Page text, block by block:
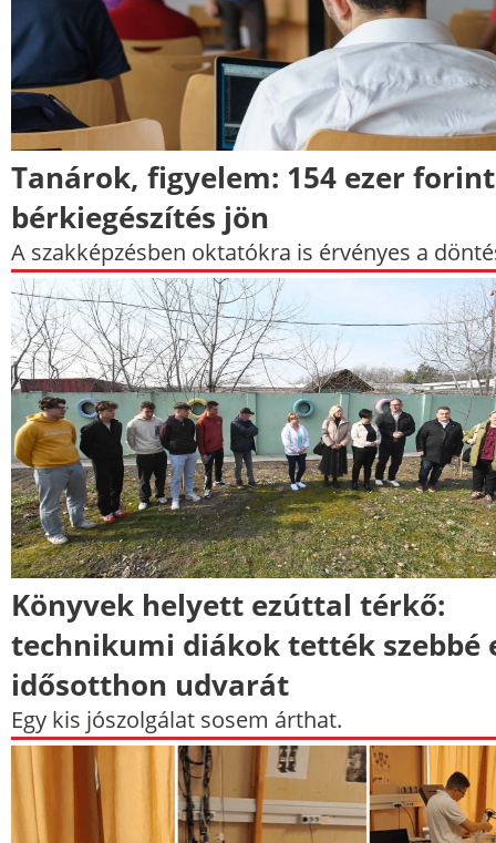
Tanárok, figyelem: 154 ezer
bérkiegészítés jön
A szakképzésben oktatókra is érvényes a
Könyvek helyett ezúttal térkő:
technikumi diákok tették szebbé
idősotthon udvarát
Egy kis jószolgálat sosem árthat.